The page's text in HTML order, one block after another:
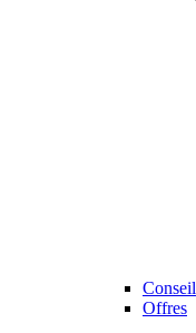
Conseil
Offres